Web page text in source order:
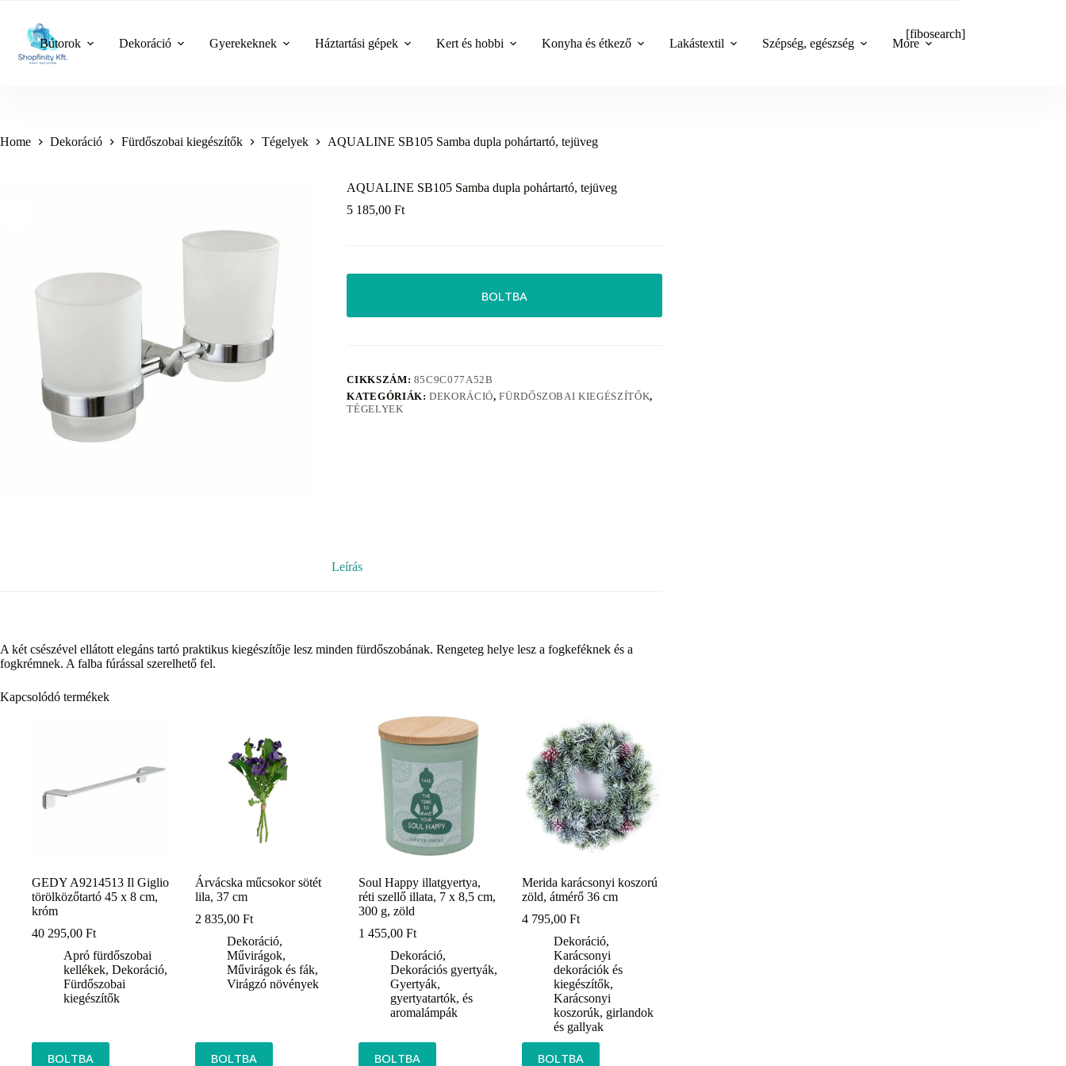
content
Bútorok Dekoráció Gyerekeknek Háztartási gépek Kert és hobbi Konyha és étkező Lakástextil Szépség, egészség More
[fibosearch]
Home Dekoráció Fürdőszobai kiegészítők Tégelyek AQUALINE SB105 Samba dupla pohártartó, tejüveg
AQUALINE SB105 Samba dupla pohártartó, tejüveg
5 185,00Ft
BOLTBA
CIKKSZÁM: 85C9C077A52B
KATEGÓRIÁK:DEKORÁCIÓ,FÜRDŐSZOBAI KIEGÉSZÍTŐK,
TÉGELYEK
Leírás
A két csészével ellátott elegáns tartó praktikus kiegészítője lesz minden fürdőszobának. Rengeteg helye lesz a fogkeféknek és a
fogkrémnek. A falba fúrással szerelhető fel.
Kapcsolódó termékek
GEDY A9214513 Il Giglio
törölközőtartó 45 x 8 cm,
króm
40 295,00 Ft
Apró fürdőszobai
kellékek, Dekoráció,
Fürdőszobai
kiegészítők
BOLTBA
Árvácska műcsokor sötét
lila, 37 cm
2 835,00Ft
Dekoráció,
Művirágok,
Művirágok és fák,
Virágzó növények
BOLTBA
Soul Happy illatgyertya,
réti szellő illata, 7 x 8,5 cm,
300 g, zöld
1 455,00Ft
Dekoráció,
Dekorációs gyertyák,
Gyertyák,
gyertyatartók, és
aromalámpák
BOLTBA
Merida karácsonyi koszorú
zöld, átmérő 36 cm
4 795,00Ft
Dekoráció,
Karácsonyi
dekorációk és
kiegészítők,
Karácsonyi
koszorúk, girlandok
és gallyak
BOLTBA